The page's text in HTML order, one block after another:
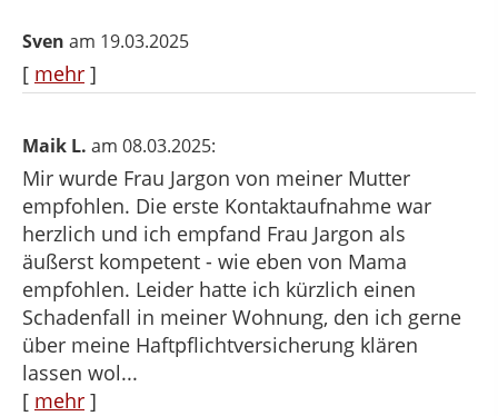
Sven am 19.03.2025
[ mehr ]
Maik L. am 08.03.2025:
Mir wurde Frau Jargon von meiner Mutter
empfohlen. Die erste Kontaktaufnahme war
herzlich und ich empfand Frau Jargon als
äußerst kompetent - wie eben von Mama
empfohlen. Leider hatte ich kürzlich einen
Schadenfall in meiner Wohnung, den ich gerne
über meine Haftpflichtversicherung klären
lassen wol...
[ mehr ]